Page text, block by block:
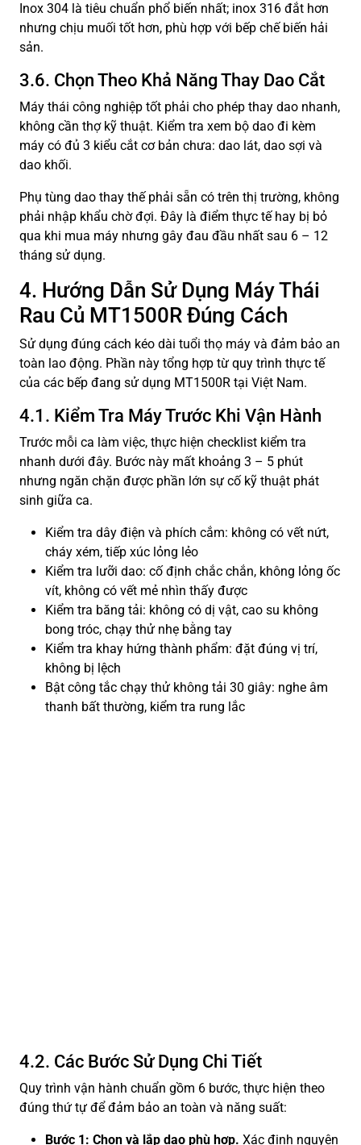
Inox 304 là tiêu chuẩn phổ biến nhất; inox 316 đắt hơn
nhưng chịu muối tốt hơn, phù hợp với bếp chế biến hải
sản.
3.6. Chọn Theo Khả Năng Thay Dao Cắt
Máy thái công nghiệp tốt phải cho phép thay dao nhanh,
không cần thợ kỹ thuật. Kiểm tra xem bộ dao đi kèm
máy có đủ 3 kiểu cắt cơ bản chưa: dao lát, dao sợi và
dao khối.
Phụ tùng dao thay thế phải sẵn có trên thị trường, không
phải nhập khẩu chờ đợi. Đây là điểm thực tế hay bị bỏ
qua khi mua máy nhưng gây đau đầu nhất sau 6 – 12
tháng sử dụng.
4. Hướng Dẫn Sử Dụng Máy Thái
Rau Củ MT1500R Đúng Cách
Sử dụng đúng cách kéo dài tuổi thọ máy và đảm bảo an
toàn lao động. Phần này tổng hợp từ quy trình thực tế
của các bếp đang sử dụng MT1500R tại Việt Nam.
4.1. Kiểm Tra Máy Trước Khi Vận Hành
Trước mỗi ca làm việc, thực hiện checklist kiểm tra
nhanh dưới đây. Bước này mất khoảng 3 – 5 phút
nhưng ngăn chặn được phần lớn sự cố kỹ thuật phát
sinh giữa ca.
Kiểm tra dây điện và phích cắm: không có vết nứt,
cháy xém, tiếp xúc lỏng lẻo
Kiểm tra lưỡi dao: cố định chắc chắn, không lỏng ốc
vít, không có vết mẻ nhìn thấy được
Kiểm tra băng tải: không có dị vật, cao su không
bong tróc, chạy thử nhẹ bằng tay
Kiểm tra khay hứng thành phẩm: đặt đúng vị trí,
không bị lệch
Bật công tắc chạy thử không tải 30 giây: nghe âm
thanh bất thường, kiểm tra rung lắc
4.2. Các Bước Sử Dụng Chi Tiết
Quy trình vận hành chuẩn gồm 6 bước, thực hiện theo
đúng thứ tự để đảm bảo an toàn và năng suất:
Bước 1: Chọn và lắp dao phù hợp. Xác định nguyên